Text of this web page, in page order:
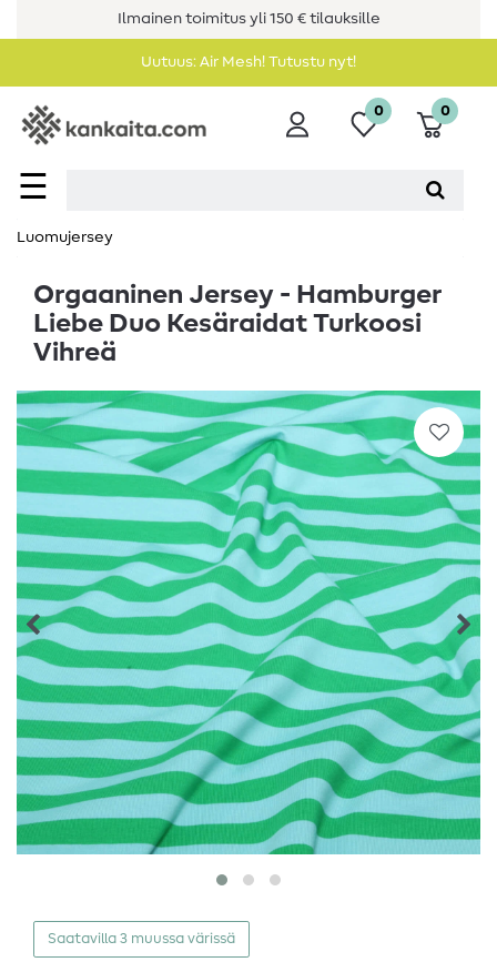
Ilmainen toimitus yli 150 € tilauksille
Uutuus: Air Mesh! Tutustu nyt!
☰
0 0
Luomujersey
Orgaaninen Jersey - Hamburger
Liebe Duo Kesäraidat Turkoosi
Vihreä
Saatavilla 3 muussa värissä